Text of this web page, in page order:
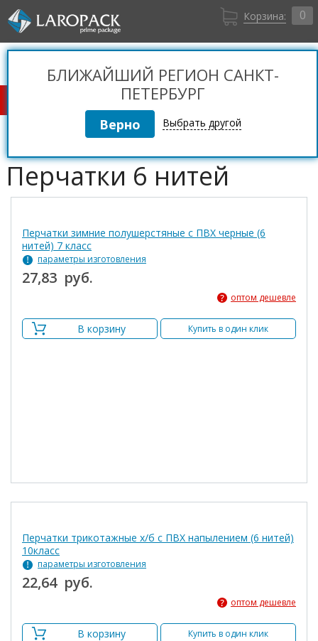
Корзина: 0
Санкт-Петербург
+7 (812) 309 36 06
Вход
Регистрация
КАТАЛОГ ТОВАРОВ
БЛИЖАЙШИЙ РЕГИОН САНКТ-
ПЕТЕРБУРГ
Выбрать другой
Перчатки 6 нитей
Перчатки зимние полушерстяные с ПВХ черные (6
нитей) 7 класс
параметры изготовления
27,83 руб.
оптом дешевле
В корзину Купить в один клик
Перчатки трикотажные х/б с ПВХ напылением (6 нитей)
10класс
параметры изготовления
22,64 руб.
оптом дешевле
В корзину Купить в один клик